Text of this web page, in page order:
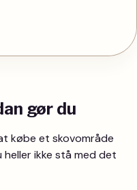
gør du
købe et skovområde
ikke stå med det